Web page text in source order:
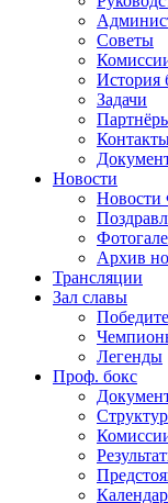
Советы
История
Задачи
Новости
Новости
Архив
Трансляции
Зал славы
Легенды
Проф. бокс